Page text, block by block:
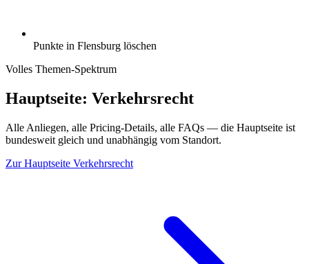
Punkte in Flensburg löschen
Volles Themen-Spektrum
Hauptseite: Verkehrsrecht
Alle Anliegen, alle Pricing-Details, alle FAQs — die Hauptseite ist
bundesweit gleich und unabhängig vom Standort.
Zur Hauptseite Verkehrsrecht